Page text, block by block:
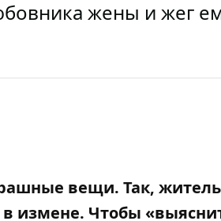
жены и жег
вещи. Так,
измене. Чтобы